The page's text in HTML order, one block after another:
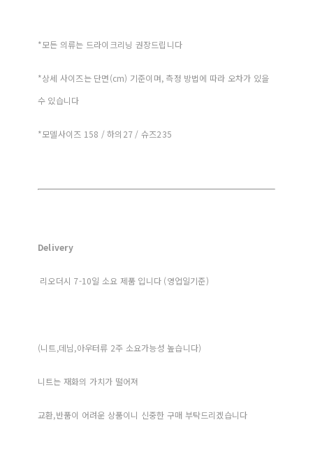
*모든 의류는 드라이크리닝 권장드립니다
*상세 사이즈는 단면(cm) 기준이며, 측정 방법에 따라 오차가 있을
수 있습니다
*모델사이즈 158 / 하의27 / 슈즈235
Delivery
리오더시 7-10일 소요 제품 입니다 (영업일기준)
(니트,데님,아우터류 2주 소요가능성 높습니다)
니트는 재화의 가치가 떨어져
교환,반품이 어려운 상품이니 신중한 구매 부탁드리겠습니다